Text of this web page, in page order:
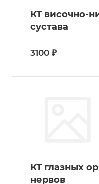
КТ височно-
сустава
3100 ₽
КТ глазных
нервов